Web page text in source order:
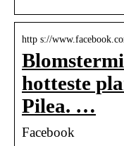
http s://
hotteste
Pilea. …
Facebook